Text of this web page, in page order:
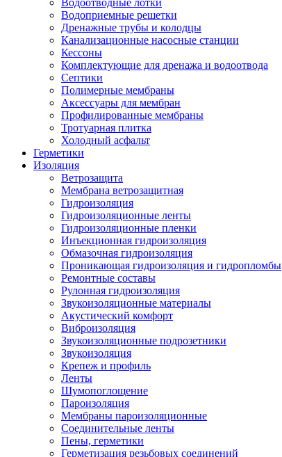
Водоприемные решетки
Дренажные трубы и колодцы
Канализационные насосные станции
Кессоны
Комплектующие для дренажа и водоотвода
Септики
Полимерные мембраны
Аксессуары для мембран
Профилированные мембраны
Тротуарная плитка
Холодный асфальт
Герметики
Изоляция
Ветрозащита
Мембрана ветрозащитная
Гидроизоляция
Гидроизоляционные ленты
Гидроизоляционные пленки
Инъекционная гидроизоляция
Обмазочная гидроизоляция
Проникающая гидроизоляция и гидропломбы
Ремонтные составы
Рулонная гидроизоляция
Звукоизоляционные материалы
Акустический комфорт
Виброизоляция
Звукоизоляционные подрозетники
Звукоизоляция
Крепеж и профиль
Ленты
Шумопоглощение
Пароизоляция
Мембраны пароизоляционные
Соединительные ленты
Пены, герметики
Герметизация резьбовых соединений